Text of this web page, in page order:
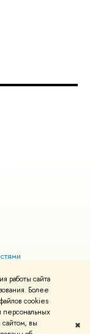
работы сайта
Более
cookies
персональных
сайтом, вы
✖